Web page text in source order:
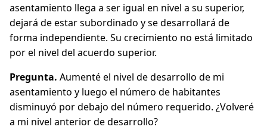
asentamiento llega a ser igual en nivel a su superior,
dejará de estar subordinado y se desarrollará de
forma independiente. Su crecimiento no está limitado
por el nivel del acuerdo superior.
Pregunta. Aumenté el nivel de desarrollo de mi
asentamiento y luego el número de habitantes
disminuyó por debajo del número requerido. ¿Volveré
a mi nivel anterior de desarrollo?